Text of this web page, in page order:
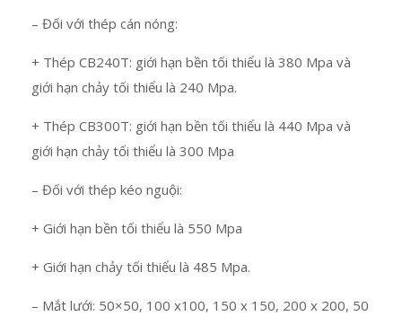
– Đối với thép cán nóng:
+ Thép CB240T: giới hạn bền tối thiểu là 380 Mpa và
giới hạn chảy tối thiểu là 240 Mpa.
+ Thép CB300T: giới hạn bền tối thiểu là 440 Mpa và
giới hạn chảy tối thiểu là 300 Mpa
– Đối với thép kéo nguội:
+ Giới hạn bền tối thiểu là 550 Mpa
+ Giới hạn chảy tối thiểu là 485 Mpa.
– Mắt lưới: 50×50, 100 x100, 150 x 150, 200 x 200, 50